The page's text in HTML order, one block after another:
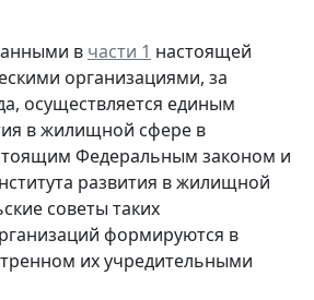
в части 1 настоящей
организациями, за
осуществляется единым
в жилищной сфере в
Федеральным законом и
развития в жилищной
советы таких
формируются в
их учредительными